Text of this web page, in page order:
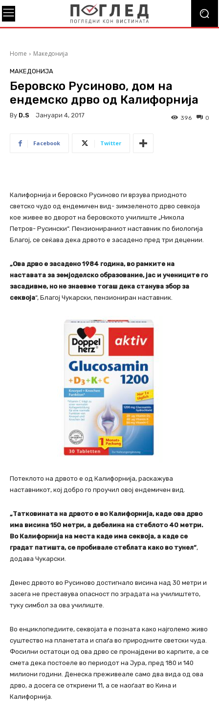
Home Македонија
МАКЕДОНИЈА
Беровско Русиново, дом на
ендемско дрво од Калифорнија
By D.S Јануари 4, 2017 0
396
Facebook Twitter
Калифорнија и беровско Русиново ги врзува приодното
светско чудо од ендемичен вид- зимзеленото дрво севкоја
кое живее во дворот на беровското училиште „Никола
Петров- Русински“. Пензионираниот наставник по биологија
Благој, се сеќава дека дрвото е засадено пред три децении.
„Ова дрво е засадено 1984 година, во рамките на
наставата за земјоделско образование, јас и учениците го
засадивме, но не знаевме тогаш дека станува збор за
секвоја“, Благој Чукарски, пензиониран наставник.
Потеклото на дрвото е од Калифорнија, раскажува
наставникот, кој добро го проучил овој ендемичен вид.
„Татковината на дрвото е во Калифорнија, каде ова дрво
има висина 150 метри, а дебелина на стеблото 40 метри.
Во Калифорнија на места каде има секвоја, а каде се
градат патишта, се пробивале стеблата како во тунел“,
додава Чукарски.
Денес дрвото во Русиново достигнало висина над 30 метри и
засега не преставува опасност по зградата на училиштето,
туку симбол за ова училиште.
Во енциклопедиите, секвојата е позната како најголемо живо
суштество на планетата и спаѓа во природните светски чуда.
Фосилни остатоци од ова дрво се пронајдени во карпите, а се
смета дека постоеле во периодот на Јура, пред 180 и 140
милиони години. Денеска преживеале само два вида од ова
дрво, а досега се откриени 11, а се наоѓаат во Кина и
Калифорнија.